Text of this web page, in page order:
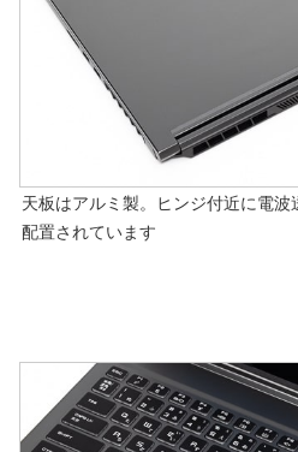
天板はアルミ製。ヒンジ付近に電
配置されています